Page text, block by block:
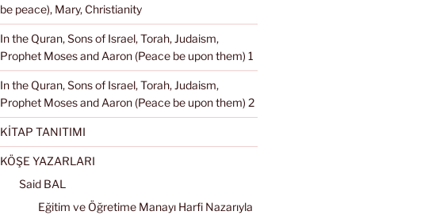
be peace), Mary, Christianity
In the Quran, Sons of Israel, Torah, Judaism,
Prophet Moses and Aaron (Peace be upon them) 1
In the Quran, Sons of Israel, Torah, Judaism,
Prophet Moses and Aaron (Peace be upon them) 2
KİTAP TANITIMI
KÖŞE YAZARLARI
Said BAL
Eğitim ve Öğretime Manayı Harfi Nazarıyla